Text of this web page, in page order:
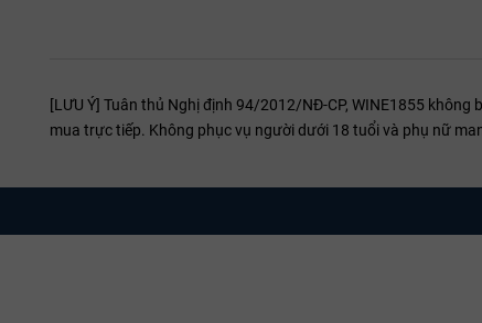
[LƯU Ý] Tuân thủ Nghị định 94/2012/NĐ-CP, WINE1855
mua trực tiếp. Không phục vụ người dưới 18 tuổi và phụ nữ